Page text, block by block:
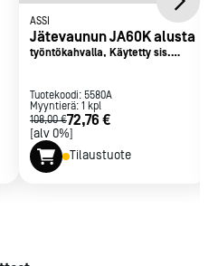
ASSI
Jätevaunun JA60K alusta
työntökahvalla, Käytetty sis.
Tuotekoodi: 5580A
Myyntierä: 1 kpl
108,00 €72,76 €
[alv 0%]
Tilaustuote